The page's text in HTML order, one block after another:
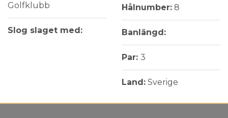
Golfklubb
Slog slaget med:
Hålnumber: 8
Banlängd:
Par: 3
Land: Sverige